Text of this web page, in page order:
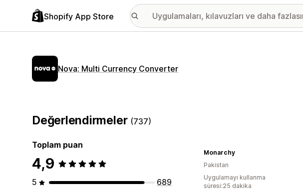
Shopify App Store
Nova: Multi Currency Converter
Değerlendirmeler (737)
Toplam puan
4,9
5
689
Monarchy
Pakistan
Uygulamayı kullanma
süresi:25 dakika